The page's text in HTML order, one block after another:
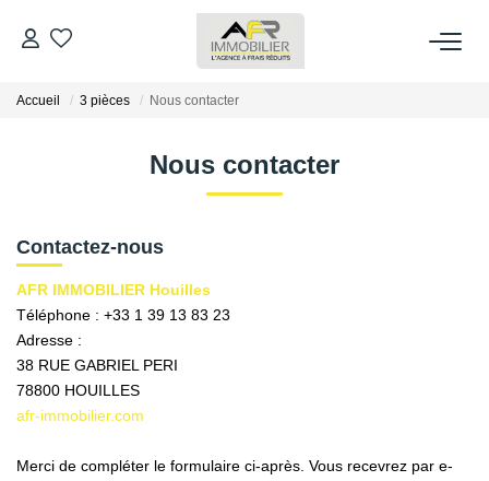
ACHETER
LOUER
FAIRE GÉRER
NOS AGENCES
AFR IMMOBILIER Bezons
Accueil 3 pièces Nous contacter
Nous contacter
Contactez-nous
AFR IMMOBILIER Houilles
Téléphone : +33 1 39 13 83 23
Adresse :
38 RUE GABRIEL PERI
78800 HOUILLES
afr-immobilier.com
Merci de compléter le formulaire ci-après. Vous recevrez par e-